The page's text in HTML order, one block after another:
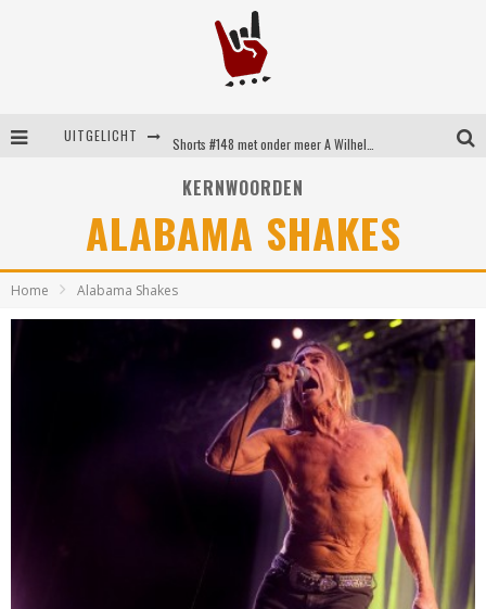
UITGELICHT
Britse emorockers van Basement maken tweede comeback met het indrukwekkende ‘Wired’
Shorts #149 met onder meer No Cure, Eva Under Fire, The Hu en Sleeping With Sirens
KERNWOORDEN
ALABAMA SHAKES
Home Alabama Shakes